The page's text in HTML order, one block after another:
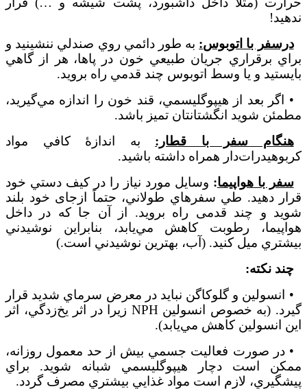
ندهيد!
درسفر با اتوبوس: به طور دائمي روي صندلي ننشينيد و
براي برقراري جريان طبيعي خون در پاها، هر از گاهي
بايستيد و يا وسط اتوبوس چند قدمي راه برويد.
• اگر بعد از هيپوگليسمي، قند خون را اندازه ميگيريد،
مطمئن شويد انگشتانتان تميز باشد.
هنگام سفر با قطار: به اندازۀ كافي مواد
كربوهيدراتدار همراه داشته باشيد.
سفر با هواپيما: وسايل مورد نياز را در كيف دستي خود
قرار دهيد. طي سفرهاي طولاني، حتماً ازجای خود بلند
شوید و چند قدمی راه بروید. از آن جا كه در داخل
هواپيما، رطوبت كاهش مييابد، بنابراين نوشيدني
بيشتري ميل كنيد. (آب، بهترين نوشيدني است.)
چند نكته:
• انسولين و گلوكاگن نبايد در معرض سرماي شديد قرار
گيرد. (به خصوص انسولين NPH زیرا در اثر يخزدگي، اثر
این انسولین کاهش ميیابد).
• در صورت فعاليت جسمي بيش از حد معمول روزانه،
ممكن است دچار هيپوگليسمي شبانه شويد. براي
پيشگيري، لازم است مواد غذايي بيشتري مصرف گردد.